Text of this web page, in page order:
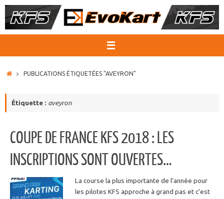
Passer
au
ACCUEIL
PUBLICATIONS ÉTIQUETÉES "AVEYRON"
Étiquette : aveyron
COUPE DE FRANCE KFS 2018 : LES
INSCRIPTIONS SONT OUVERTES…
La course la plus importante de l’année pour
les pilotes KFS approche à grand pas et c’est